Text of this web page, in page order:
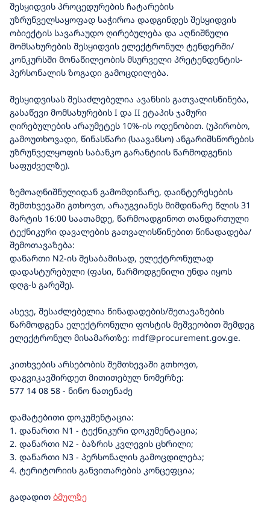
შესყიდვის პროცედურების ჩატარების
უზრუნველსაყოფად საჭიროა დადგინდეს შესყიდვის
ობიექტის სავარაუდო ღირებულება და აღნიშნული
მომსახურების შესყიდვის ელექტრონულ ტენდერში/
კონკურსში მონაწილეობის მსურველი პრეტენდენტის-
პერსონალის ზოგადი გამოცდილება.
შესყიდვისას შესაძლებელია ავანსის გათვალისწინება,
გასაწევი მომსახურების I და II ეტაპის ჯამური
ღირებულების არაუმეტეს 10%-ის ოდენობით. (უპირობო,
გამოუთხოვადი, წინასწარი (საავანსო) ანგარიშსწორების
უზრუნველყოფის საბანკო გარანტიის წარმოდგენის
საფუძველზე).
ზემოაღნიშნულიდან გამომდინარე, დაინტერესების
შემთხვევაში გთხოვთ, არაუგვიანეს მიმდინარე წლის 31
მარტის 16:00 საათამდე, წარმოადგინოთ თანდართული
ტექნიკური დავალების გათვალისწინებით წინადადება/
შემოთავაზება:
დანართი N2-ის შესაბამისად, ელექტრონულად
დადასტურებული (ფასი, წარმოდგენილი უნდა იყოს
დღგ-ს გარეშე).
ასევე, შესაძლებელია წინადადების/შეთავაზების
წარმოდგენა ელექტრონული ფოსტის მეშვეობით შემდეგ
ელექტრონულ მისამართზე: mdf@procurement.gov.ge.
კითხვების არსებობის შემთხევაში გთხოვთ,
დაგვიკავშირდეთ მითითებულ ნომერზე:
577 14 08 58 - ნინო ნათენაძე
დამატებითი დოკუმენტაცია:
1. დანართი N1 - ტექნიკური დოკუმენტაცია;
2. დანართი N2 - ბაზრის კვლევის ცხრილი;
3. დანართი N3 - პერსონალის გამოცდილება;
4. ტერიტორიის განვითარების კონცეფცია;
გადადით ბმულზე